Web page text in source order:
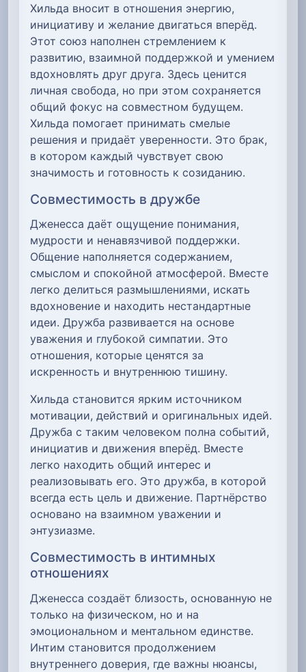
Хильда вносит в отношения энергию,
инициативу и желание двигаться вперёд.
Этот союз наполнен стремлением к
развитию, взаимной поддержкой и умением
вдохновлять друг друга. Здесь ценится
личная свобода, но при этом сохраняется
общий фокус на совместном будущем.
Хильда помогает принимать смелые
решения и придаёт уверенности. Это брак,
в котором каждый чувствует свою
значимость и готовность к созиданию.
Совместимость в дружбе
Дженесса даёт ощущение понимания,
мудрости и ненавязчивой поддержки.
Общение наполняется содержанием,
смыслом и спокойной атмосферой. Вместе
легко делиться размышлениями, искать
вдохновение и находить нестандартные
идеи. Дружба развивается на основе
уважения и глубокой симпатии. Это
отношения, которые ценятся за
искренность и внутреннюю тишину.
Хильда становится ярким источником
мотивации, действий и оригинальных идей.
Дружба с таким человеком полна событий,
инициатив и движения вперёд. Вместе
легко находить общий интерес и
реализовывать его. Это дружба, в которой
всегда есть цель и движение. Партнёрство
основано на взаимном уважении и
энтузиазме.
Совместимость в интимных
отношениях
Дженесса создаёт близость, основанную не
только на физическом, но и на
эмоциональном и ментальном единстве.
Интим становится продолжением
внутреннего доверия, где важны нюансы,